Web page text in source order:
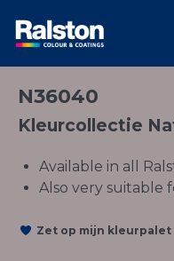
N36040
Kleurcollectie
Available in all
Also very suitable
Zet op mijn kleurpalet